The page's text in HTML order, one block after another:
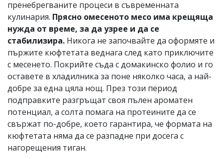
пренебрегваните процеси в съвременната
кулинария. Прясно омесеното месо има крещяща
нужда от време, за да узрее и да се
стабилизира. Никога не започвайте да оформяте и
пържите кюфтетата веднага след като приключите
с месенето. Покрийте съда с домакинско фолио и го
оставете в хладилника за поне няколко часа, а най-
добре за една цяла нощ. През този период
подправките разгръщат своя пълен ароматен
потенциал, а солта помага на протеините да се
свържат по-добре, което гарантира, че формата на
кюфтетата няма да се разпадне при досега с
нагорещения тиган.